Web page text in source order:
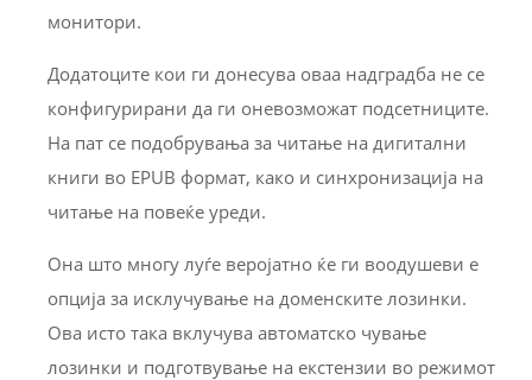
монитори.
Додатоците кои ги донесува оваа надградба не се
конфигурирани да ги оневозможат подсетниците.
На пат се подобрувања за читање на дигитални
книги во EPUB формат, како и синхронизација на
читање на повеќе уреди.
Она што многу луѓе веројатно ќе ги воодушеви е
опција за исклучување на доменските лозинки.
Ова исто така вклучува автоматско чување
лозинки и подготвување на екстензии во режимот